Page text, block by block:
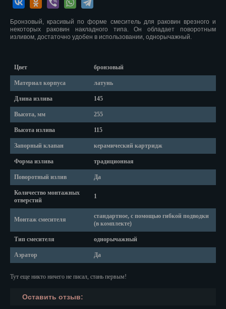
Кострома
Краснодар
Кызыл
Липецк
Магас
Набережные Челны
Бронзовый, красивый по форме смеситель для раковин врезного и
некоторых раковин накладного типа. Он обладает поворотным
изливом, достаточно удобен в использовании, однорычажный.
Цвет бронзовый
Материал корпуса латунь
Длина излива 145
Высота, мм 255
Высота излива 115
Запорный клапан керамический картридж
Форма излива традиционная
Поворотный излив Да
Количество монтажных
отверстий
1
Монтаж смесителя
стандартное, с помощью гибкой подводки
(в комплекте)
Тип смесителя однорычажный
Аэратор Да
Тут еще никто ничего не писал, стань первым!
Оставить отзыв: